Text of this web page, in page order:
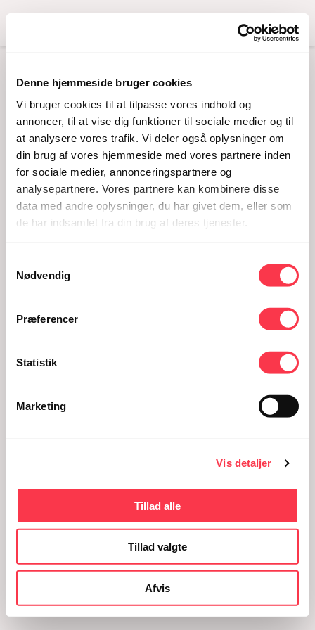
Denne hjemmeside bruger cookies
Vi bruger cookies til at tilpasse vores indhold og
annoncer, til at vise dig funktioner til sociale medier og til
at analysere vores trafik. Vi deler også oplysninger om
din brug af vores hjemmeside med vores partnere inden
for sociale medier, annonceringspartnere og
analysepartnere. Vores partnere kan kombinere disse
data med andre oplysninger, du har givet dem, eller som
de har indsamlet fra din brug af deres tjenester.
Nødvendig
Præferencer
Statistik
Marketing
Vis detaljer
Tillad alle
Tillad valgte
Afvis
Menu
FOLDER – “SEX ER
DEJLIGT”
Læs mere
Særlige lejligheder
Fødselsanstalten i Jylland - FiJ